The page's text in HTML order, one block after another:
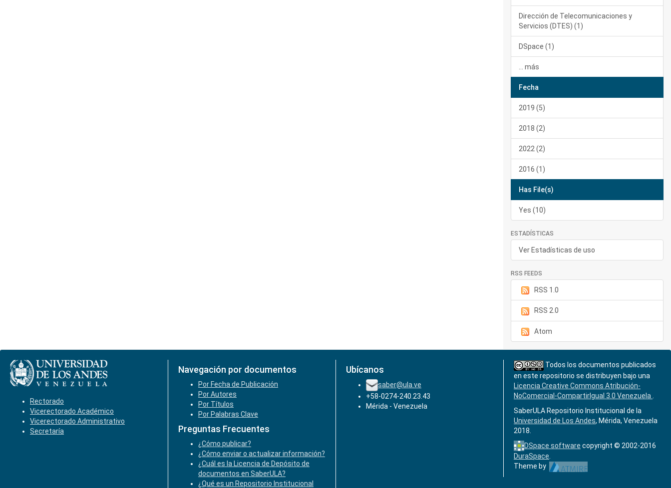
Dirección de Telecomunicaciones y
Servicios (DTES) (1)
DSpace (1)
... más
Fecha
2019 (5)
2018 (2)
2022 (2)
2016 (1)
Has File(s)
Yes (10)
ESTADÍSTICAS
Ver Estadísticas de uso
RSS FEEDS
RSS 1.0
RSS 2.0
Atom
Rectorado
Vicerectorado Académico
Vicerectorado Administrativo
Secretaría
Navegación por documentos
Por Fecha de Publicación
Por Autores
Por Títulos
Por Palabras Clave
Preguntas Frecuentes
¿Cómo publicar?
¿Cómo enviar o actualizar información?
¿Cuál es la Licencia de Depósito de
documentos en SaberULA?
¿Qué es un Repositorio Institucional
Ubícanos
saber@ula.ve
+58-0274-240.23.43
Mérida - Venezuela
Todos los documentos publicados
en este repositorio se distribuyen bajo una
Licencia Creative Commons Atribución-
NoComercial-CompartirIgual 3.0 Venezuela
SaberULA Repositorio Institucional de la
Universidad de Los Andes, Mérida, Venezuela
2018.
DSpace software copyright © 2002-2016
DuraSpace.
Theme by